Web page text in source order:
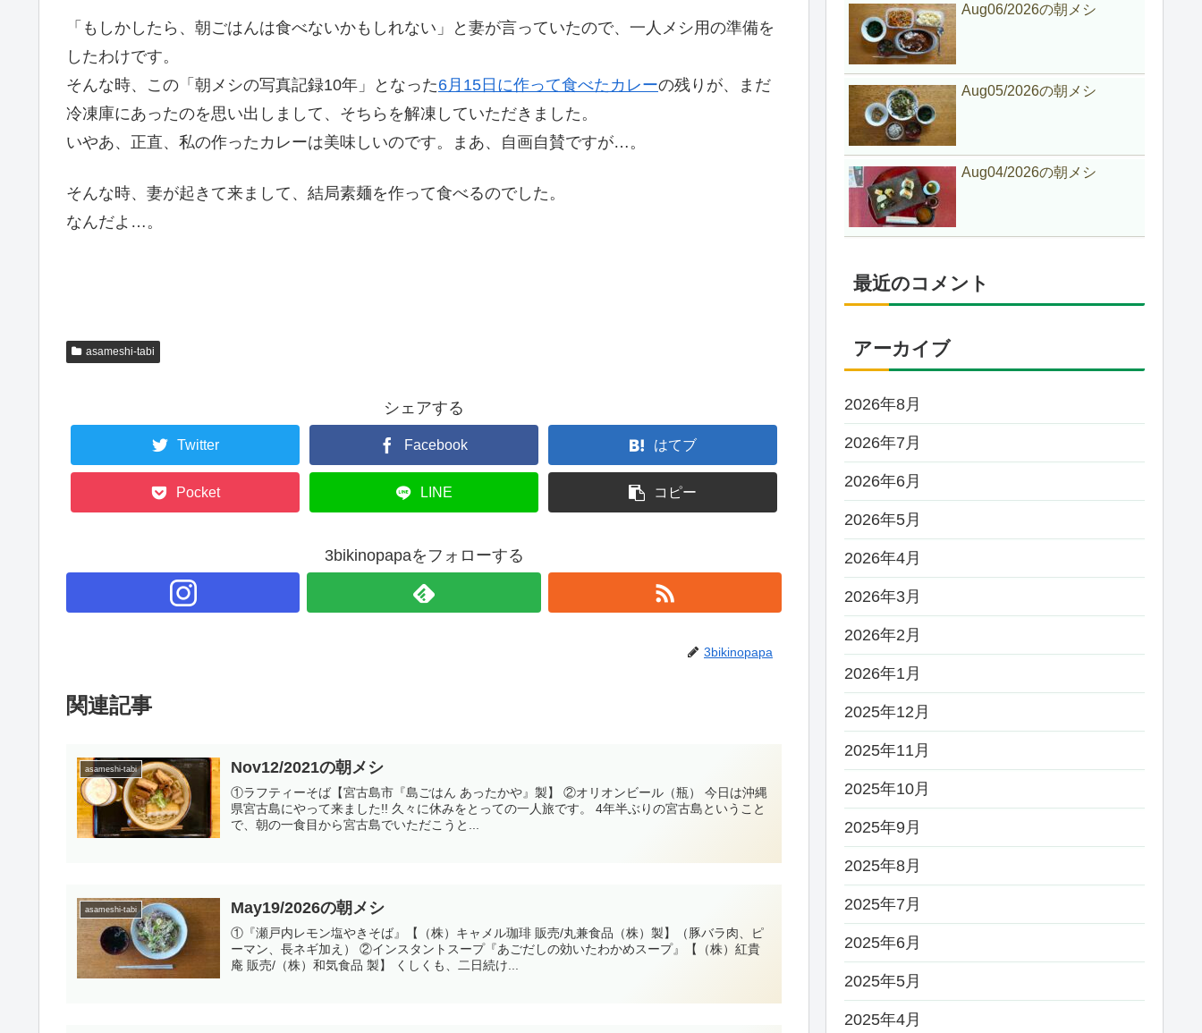
「もしかしたら、朝ごはんは食べないかもしれない」と妻が言っていたので、一人メシ用の準備を
したわけです。
そんな時、この「朝メシの写真記録10年」となった6月15日に作って食べたカレーの残りが、まだ
冷凍庫にあったのを思い出しまして、そちらを解凍していただきました。
いやあ、正直、私の作ったカレーは美味しいのです。まあ、自画自賛ですが…。
そんな時、妻が起きて来まして、結局素麺を作って食べるのでした。
なんだよ…。
asameshi-tabi
シェアする
Twitter Facebook はてブ
Pocket LINE コピー
3bikinopapaをフォローする
3bikinopapa
関連記事
asameshi-tabi Nov12/2021の朝メシ
①ラフティーそば【宮古島市『島ごはん あったかや』製】 ②オリオンビール（瓶） 今日は沖縄
県宮古島にやって来ました!! 久々に休みをとっての一人旅です。 4年半ぶりの宮古島ということ
で、朝の一食目から宮古島でいただこうと...
asameshi-tabi May19/2026の朝メシ
①『瀬戸内レモン塩やきそば』【（株）キャメル珈琲 販売/丸兼食品（株）製】（豚バラ肉、ピ
ーマン、長ネギ加え） ②インスタントスープ『あごだしの効いたわかめスープ』【（株）紅貴
庵 販売/（株）和気食品 製】 くしくも、二日続け...
Aug06/2026の朝メシ
Aug05/2026の朝メシ
Aug04/2026の朝メシ
最近のコメント
アーカイブ
2026年8月
2026年7月
2026年6月
2026年5月
2026年4月
2026年3月
2026年2月
2026年1月
2025年12月
2025年11月
2025年10月
2025年9月
2025年8月
2025年7月
2025年6月
2025年5月
2025年4月